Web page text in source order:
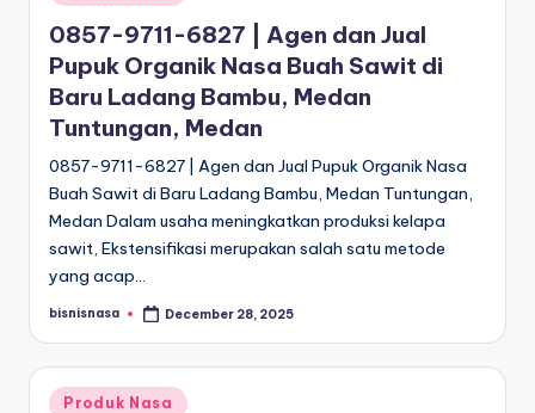
in
0857-9711-6827 | Agen dan Jual
Pupuk Organik Nasa Buah Sawit di
Baru Ladang Bambu, Medan
Tuntungan, Medan
0857-9711-6827 | Agen dan Jual Pupuk Organik Nasa
Buah Sawit di Baru Ladang Bambu, Medan Tuntungan,
Medan Dalam usaha meningkatkan produksi kelapa
sawit, Ekstensifikasi merupakan salah satu metode
yang acap…
Posted
bisnisnasa December 28, 2025
Posted
Produk Nasa